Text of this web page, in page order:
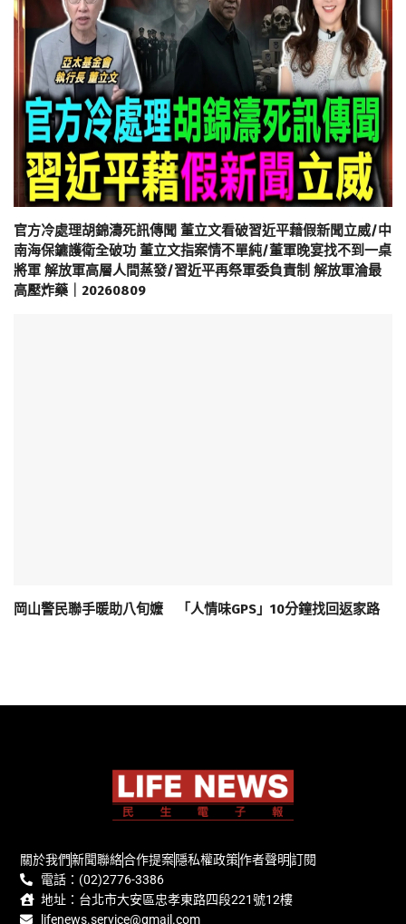
官方冷處理胡錦濤死訊傳聞 董立文看破習近平藉假新聞立威/中
南海保鑣護衛全破功 董立文指案情不單純/董軍晚宴找不到一桌
將軍 解放軍高層人間蒸發/習近平再祭軍委負責制 解放軍淪最
高壓炸藥｜20260809
岡山警民聯手暖助八旬嬤 「人情味GPS」10分鐘找回返家路
關於我們新聞聯絡合作提案隱私權政策作者聲明訂閱
電話：(02)2776-3386
地址：台北市大安區忠孝東路四段221號12樓
lifenews.service@gmail.com